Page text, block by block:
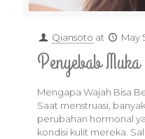
Qiansoto at May
Penyebab
Mengapa Wajah Bisa
Saat menstruasi,
perubahan hormonal
kondisi kulit mereka.